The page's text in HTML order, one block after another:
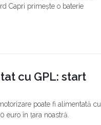
Capri primește o baterie
cu GPL: start
poate fi alimentată cu
euro în țara noastră.